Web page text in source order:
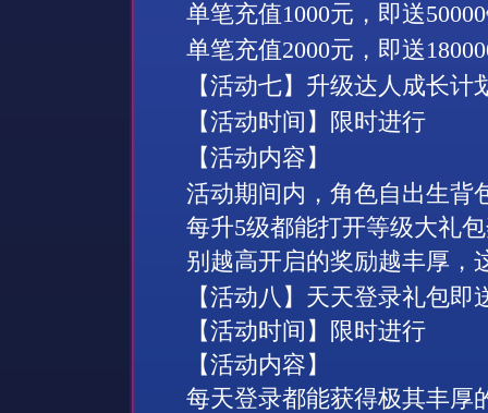
单笔充值1000元，即送50000
单笔充值2000元，即送
【活动七】升级达人成长计
【活动时间】限时进行
【活动内容】
活动期间内，角色自出生背
每升5级都能打开等级大礼
别越高开启的奖励越丰厚，
【活动八】天天登录礼包即
【活动时间】限时进行
【活动内容】
每天登录都能获得极其丰厚